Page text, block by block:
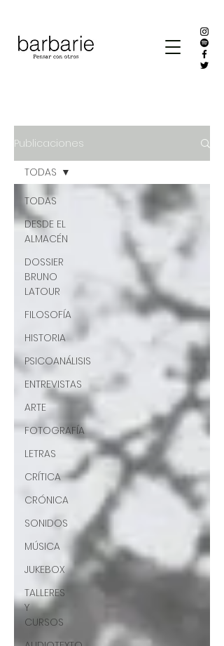
Publicaciones
TODAS
DESDE EL
ALMACÉN
DOSSIER
BRUNO
LATOUR
FILOSOFÍA
HISTORIA
PSICOANÁLISIS
ENTREVISTAS
ARTE
FOTOGRAFÍA
LETRAS
CRÍTICA
CRÓNICA
SONIDOS
MÚSICA
JUKEBOX
TALLERES
Y
CURSOS
TODAS